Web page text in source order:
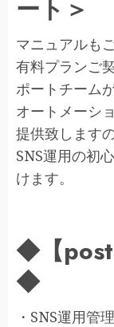
ート＞
マニュアルも
有料プランご
ポートチーム
オートメーシ
提供致しますの
SNS運用の初
けます。
◆【
◆
・SNS運用管